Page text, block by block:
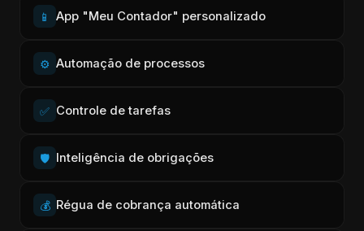
📱 App "Meu Contador" personalizado
⚙️ Automação de processos
✅ Controle de tarefas
🛡️ Inteligência de obrigações
💰 Régua de cobrança automática